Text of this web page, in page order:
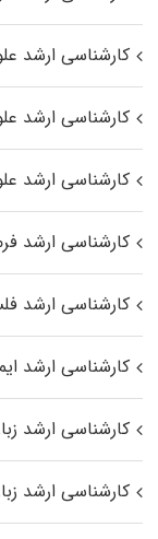
کارشناسی ارشد
کارشناسی ارشد
کارشناسی ارشد
کارشناسی ارشد
کارشناسی ارشد
کارشناسی ارشد
کارشناسی ارشد
کارشناسی ارشد